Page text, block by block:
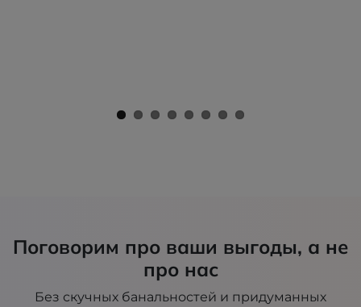
Поговорим про ваши выгоды, а не
про нас
Без скучных банальностей и придуманных